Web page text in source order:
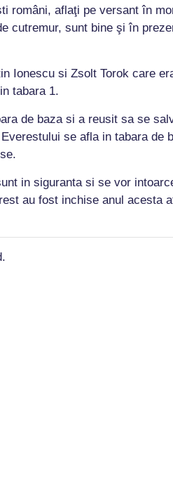
români, aflaţi pe versant în
cutremur, sunt bine şi în
Ionescu si Zsolt Torok care
tabara 1.
de baza si a reusit sa se
se afla in tabara de
in siguranta si se vor
au fost inchise anul acesta